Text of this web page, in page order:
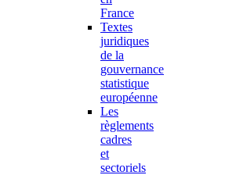
France
Textes
juridiques
de la
gouvernance
statistique
européenne
Les
règlements
cadres
et
sectoriels